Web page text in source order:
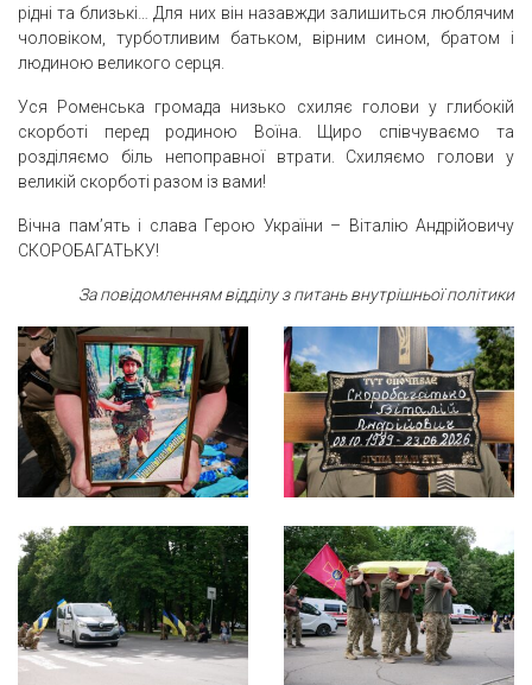
рідні та близькі… Для них він назавжди залишиться люблячим
чоловіком, турботливим батьком, вірним сином, братом і
людиною великого серця.
Уся Роменська громада низько схиляє голови у глибокій
скорботі перед родиною Воїна. Щиро співчуваємо та
розділяємо біль непоправної втрати. Схиляємо голови у
великій скорботі разом із вами!
Вічна пам’ять і слава Герою України – Віталію Андрійовичу
СКОРОБАГАТЬКУ!
За повідомленням відділу з питань внутрішньої політики